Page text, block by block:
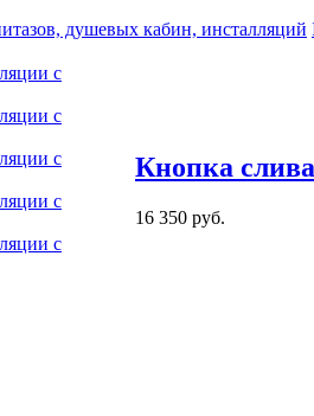
душевых кабин, инсталляций
Кнопка
16 350 руб.